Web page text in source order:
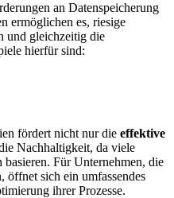
an Datenspeicherung
ermöglichen es, riesige
und gleichzeitig die
hierfür sind:
fördert nicht nur die effektive
Nachhaltigkeit, da viele
basieren. Für Unternehmen, die
öffnet sich ein umfassendes
ihrer Prozesse.